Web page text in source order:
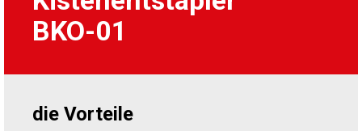
BKO-01
die Vorteile